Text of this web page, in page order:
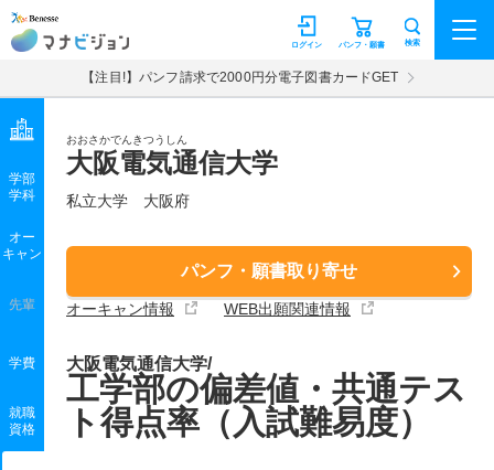
マナビジョン パンフ・願書
ログイン 検索
【注目!】パンフ請求で2000円分電子図書カードGET
おおさかでんきつうしん
大阪電気通信大学
私立大学 大阪府
パンフ・願書取り寄せ
オーキャン情報 WEB出願関連情報
学部
学科
オー
キャン
先輩
学費
就職
資格
大阪電気通信大学/
工学部の偏差値・共通テス
ト得点率（入試難易度）